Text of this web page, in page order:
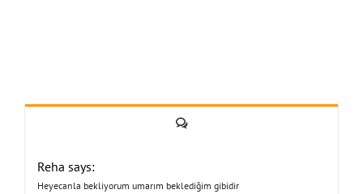
Yorum
Reha says:
Heyecanla bekliyorum umarım beklediğim gibidir